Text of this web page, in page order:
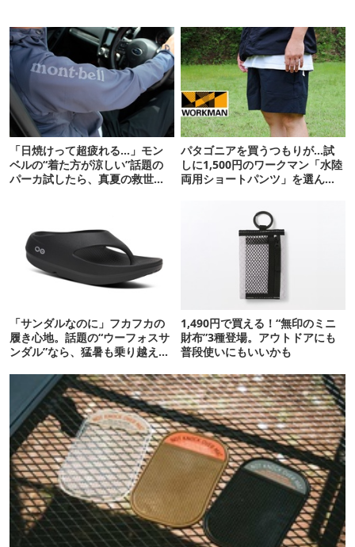
「日焼けって超疲れる…」モン
ベルの“着た方が涼しい”話題の
パーカ試したら、真夏の救世主
パタゴニアを買うつもりが…試
しに1,500円のワークマン「水陸
両用ショートパンツ」を選んだ
「サンダルなのに」フカフカの
履き心地。話題の“ウーフォスサ
ンダル”なら、猛暑も乗り越えら
1,490円で買える！“無印のミニ
財布”3種登場。アウトドアにも
普段使いにもいいかも